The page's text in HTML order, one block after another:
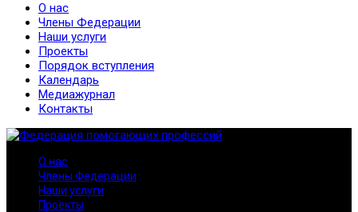
О нас
Члены Федерации
Наши услуги
Проекты
Порядок вступления
Календарь
Медиажурнал
Контакты
О нас
Члены Федерации
Наши услуги
Проекты